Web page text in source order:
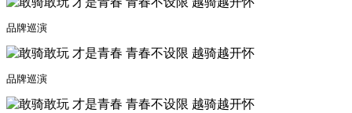
品牌巡演
品牌巡演